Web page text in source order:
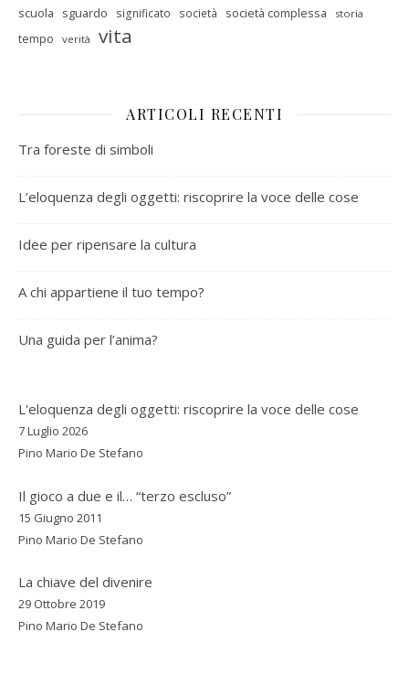
scuola sguardo significato società società complessa storia
tempo verità vita
ARTICOLI RECENTI
Tra foreste di simboli
L’eloquenza degli oggetti: riscoprire la voce delle cose
Idee per ripensare la cultura
A chi appartiene il tuo tempo?
Una guida per l’anima?
L'eloquenza degli oggetti: riscoprire la voce delle cose
7 Luglio 2026
Pino Mario De Stefano
Il gioco a due e il… “terzo escluso”
15 Giugno 2011
Pino Mario De Stefano
La chiave del divenire
29 Ottobre 2019
Pino Mario De Stefano